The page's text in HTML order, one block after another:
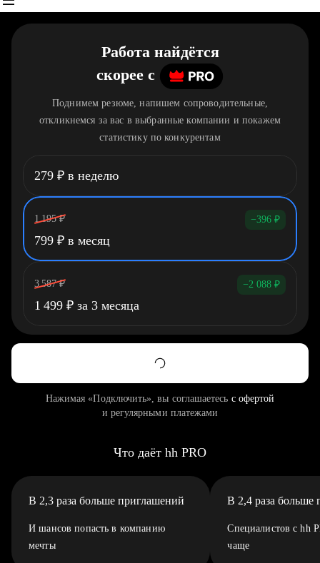
Работа найдётся
скорее c
Поднимем резюме, напишем сопроводительные,
откликнемся за вас в выбранные компании и покажем
статистику по конкурентам
279 ₽ в неделю
1 195 ₽ −396 ₽
799 ₽ в месяц
3 587 ₽ −2 088 ₽
1 499 ₽ за 3 месяца
Нажимая «Подключить», вы соглашаетесь с офертой
и регулярными платежами
Что даёт hh PRO
В 2,3 раза больше приглашений
И шансов попасть в компанию
мечты
В 2,4 раза больше
Специалистов с hh
чаще